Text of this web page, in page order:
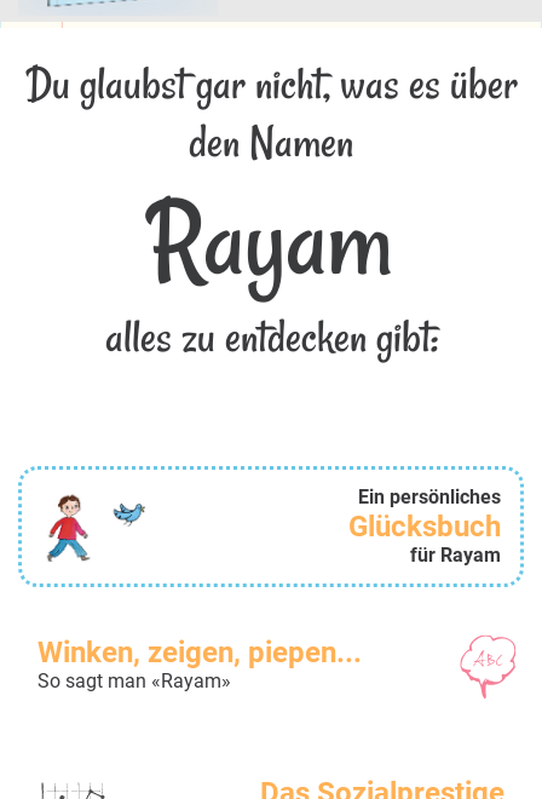
Du glaubst gar nicht, was es über
den Namen
Rayam
alles zu entdecken gibt:
Ein persönliches
Glücksbuch
für Rayam
Winken, zeigen, piepen...
So sagt man «Rayam»